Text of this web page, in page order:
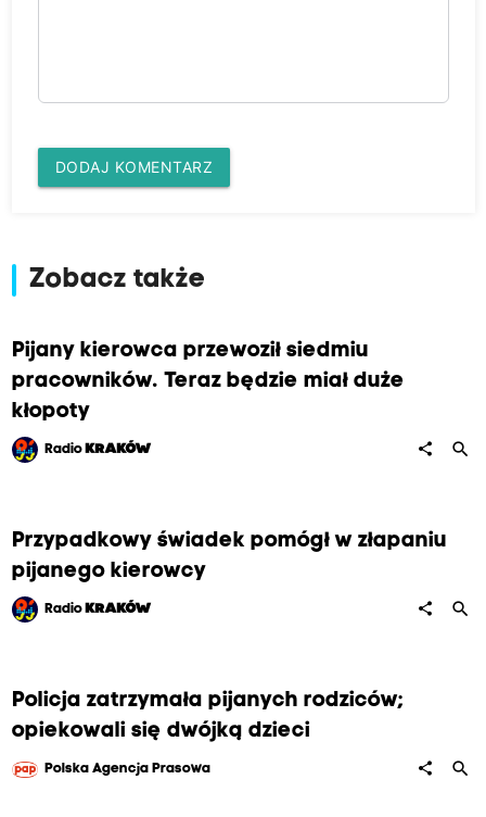
DODAJ KOMENTARZ
Zobacz także
Pijany kierowca przewoził siedmiu
pracowników. Teraz będzie miał duże
kłopoty
Radio KRAKÓW share search
Przypadkowy świadek pomógł w złapaniu
pijanego kierowcy
Radio KRAKÓW share search
Policja zatrzymała pijanych rodziców;
opiekowali się dwójką dzieci
Polska Agencja Prasowa share search